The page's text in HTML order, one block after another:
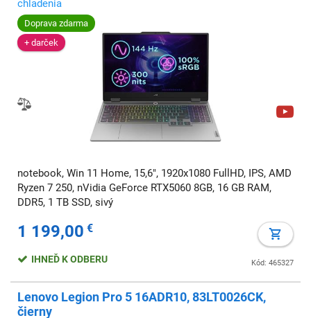
chladenia
Doprava zdarma
+ darček
notebook, Win 11 Home, 15,6", 1920x1080 FullHD, IPS, AMD
Ryzen 7 250, nVidia GeForce RTX5060 8GB, 16 GB RAM,
DDR5, 1 TB SSD, sivý
1 199,00 €
Kód: 465327
IHNEĎ K ODBERU
Lenovo Legion Pro 5 16ADR10, 83LT0026CK,
čierny